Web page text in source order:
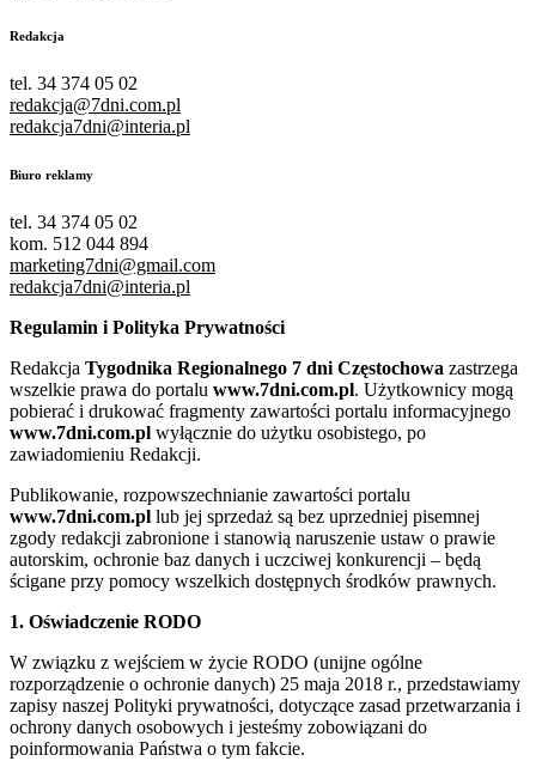
Redakcja
tel. 34 374 05 02
redakcja@7dni.com.pl
redakcja7dni@interia.pl
Biuro reklamy
tel. 34 374 05 02
kom. 512 044 894
marketing7dni@gmail.com
redakcja7dni@interia.pl
Regulamin i Polityka Prywatności
Redakcja Tygodnika Regionalnego 7 dni Częstochowa zastrzega
wszelkie prawa do portalu www.7dni.com.pl. Użytkownicy mogą
pobierać i drukować fragmenty zawartości portalu informacyjnego
www.7dni.com.pl wyłącznie do użytku osobistego, po
zawiadomieniu Redakcji.
Publikowanie, rozpowszechnianie zawartości portalu
www.7dni.com.pl lub jej sprzedaż są bez uprzedniej pisemnej
zgody redakcji zabronione i stanowią naruszenie ustaw o prawie
autorskim, ochronie baz danych i uczciwej konkurencji – będą
ścigane przy pomocy wszelkich dostępnych środków prawnych.
1. Oświadczenie RODO
W związku z wejściem w życie RODO (unijne ogólne
rozporządzenie o ochronie danych) 25 maja 2018 r., przedstawiamy
zapisy naszej Polityki prywatności, dotyczące zasad przetwarzania i
ochrony danych osobowych i jesteśmy zobowiązani do
poinformowania Państwa o tym fakcie.